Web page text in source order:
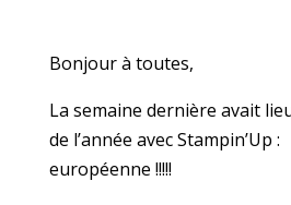
Bonjour à toutes,
La semaine dernière avait
de l’année avec Stampin’Up
européenne !!!!!